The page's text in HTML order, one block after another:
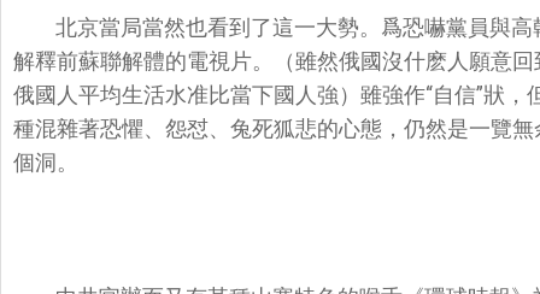
北京當局當然也看到了這一大勢。爲恐嚇黨員與
解釋前蘇聯解體的電視片。（雖然俄國沒什麽人願意
俄國人平均生活水准比當下國人強）雖強作“自信”狀
種混雜著恐懼、怨怼、兔死狐悲的心態，仍然是一覽
個洞。